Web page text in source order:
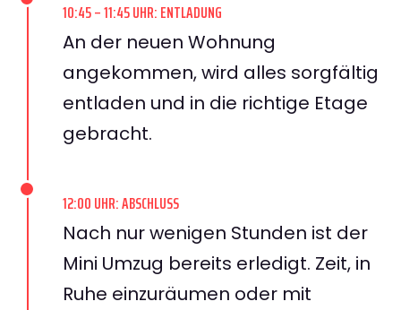
10:45 – 11:45 UHR: ENTLADUNG
An der neuen Wohnung
angekommen, wird alles sorgfältig
entladen und in die richtige Etage
gebracht.
12:00 UHR: ABSCHLUSS
Nach nur wenigen Stunden ist der
Mini Umzug bereits erledigt. Zeit, in
Ruhe einzuräumen oder mit